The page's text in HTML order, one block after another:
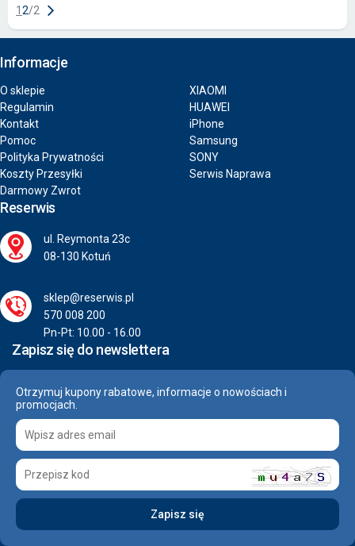
1 2/2
Informacje
O sklepie
Regulamin
Kontakt
Pomoc
Polityka Prywatności
Koszty Przesyłki
Darmowy Zwrot
XIAOMI
HUAWEI
iPhone
Samsung
SONY
Serwis Naprawa
Reserwis
ul. Reymonta 23c
08-130 Kotuń
sklep@reserwis.pl
570 008 200
Pn-Pt: 10.00 - 16.00
Zapisz się do newslettera
Otrzymuj kupony rabatowe, informacje o nowościach i
promocjach.